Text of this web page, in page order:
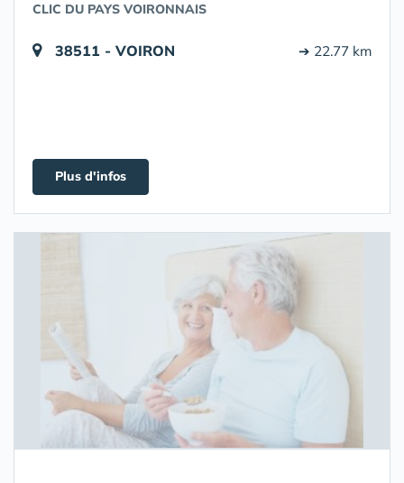
CLIC DU PAYS VOIRONNAIS
38511 - VOIRON ➔ 22.77 km
Plus d'infos